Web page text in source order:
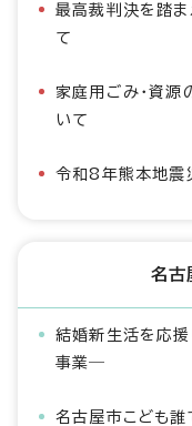
最高裁判決を踏
て
家庭用ごみ・資
いて
令和8年熊本地震
名古
結婚新生活を応
事業―
名古屋市こども誰